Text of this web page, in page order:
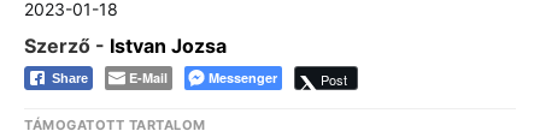
2023-01-18
Szerző - Istvan Jozsa
Share E-Mail Messenger Post
TÁMOGATOTT TARTALOM